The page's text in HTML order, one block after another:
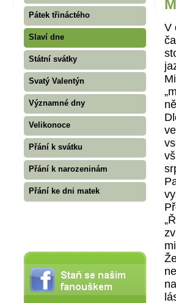
Pátek třináctého
Slaví dne
Státní svátky
Svatý Valentýn
Významné dny
Velikonoce
Přání k svátku
Přání k narozeninám
Přání ke dni matek
V